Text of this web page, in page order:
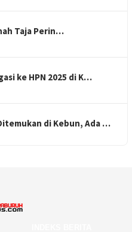
Taja Perin…
ke HPN 2025 di K…
di Kebun, Ada …